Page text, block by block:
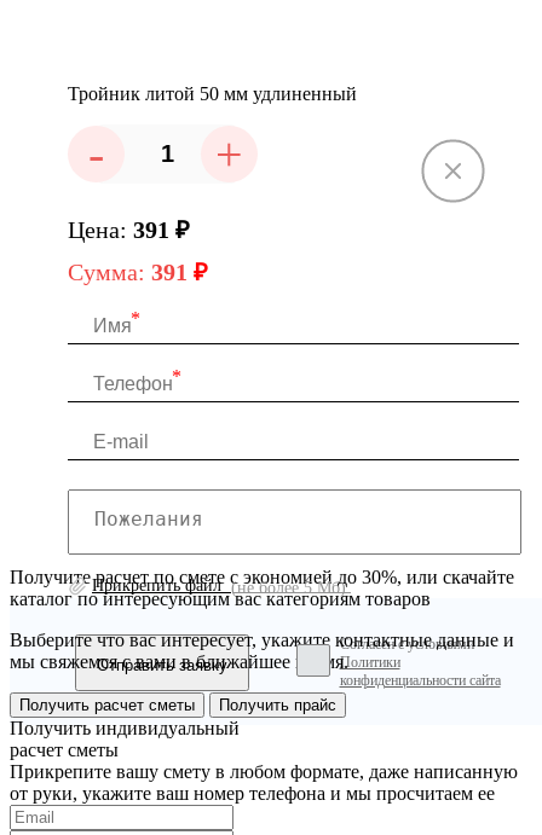
Тройник литой 50 мм удлиненный
- +
Цена: 391 ₽
Сумма: 391 ₽
Прикрепить файл(не более 5 Мб)
Согласен с условиями
Политики
конфиденциальности сайта
Получите расчет по смете с экономией до 30%, или скачайте
каталог по интересующим вас категориям товаров
Выберите что вас интересует, укажите контактные данные и
мы свяжемся с вами в ближайшее время.
Получить расчет сметы Получить прайс
Получить индивидуальный
расчет сметы
Прикрепите вашу смету в любом формате, даже написанную
от руки, укажите ваш номер телефона и мы просчитаем ее